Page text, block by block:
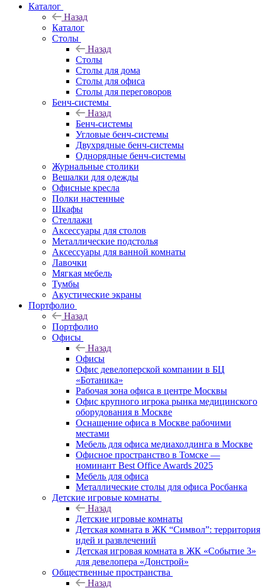
Каталог
Назад
Каталог
Столы
Назад
Столы
Столы для дома
Столы для офиса
Столы для переговоров
Бенч-системы
Назад
Бенч-системы
Угловые бенч-системы
Двухрядные бенч-системы
Однорядные бенч-системы
Журнальные столики
Вешалки для одежды
Офисные кресла
Полки настенные
Шкафы
Стеллажи
Аксессуары для столов
Металлические подстолья
Аксессуары для ванной комнаты
Лавочки
Мягкая мебель
Тумбы
Акустические экраны
Портфолио
Назад
Портфолио
Офисы
Назад
Офисы
Офис девелоперской компании в БЦ
«Ботаника»
Рабочая зона офиса в центре Москвы
Офис крупного игрока рынка медицинского
оборудования в Москве
Оснащение офиса в Москве рабочими
местами
Мебель для офиса медиахолдинга в Москве
Офисное пространство в Томске —
номинант Best Office Awards 2025
Мебель для офиса
Металлические столы для офиса Росбанка
Детские игровые комнаты
Назад
Детские игровые комнаты
Детская комната в ЖК “Символ”: территория
идей и развлечений
Детская игровая комната в ЖК «Событие 3»
для девелопера «Донстрой»
Общественные пространства
Назад